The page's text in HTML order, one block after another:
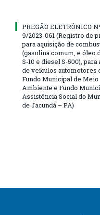
PREGÃO ELETRÔNICO
9/2023-061 (Registro de
para aquisição de
(gasolina comum, e óleo
S-10 e diesel S-500), para
de veículos automotores
Fundo Municipal de Meio
Ambiente e Fundo
Assistência Social do
de Jacundá – PA)